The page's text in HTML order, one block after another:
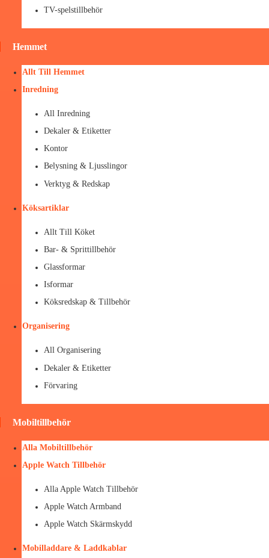
TV-spelstillbehör
Hemmet
Allt Till Hemmet
Inredning
All Inredning
Dekaler & Etiketter
Kontor
Belysning & Ljusslingor
Verktyg & Redskap
Köksartiklar
Allt Till Köket
Bar- & Sprittillbehör
Glassformar
Isformar
Köksredskap & Tillbehör
Organisering
All Organisering
Dekaler & Etiketter
Förvaring
Mobiltillbehör
Alla Mobiltillbehör
Apple Watch Tillbehör
Alla Apple Watch Tillbehör
Apple Watch Armband
Apple Watch Skärmskydd
Mobilladdare & Laddkablar